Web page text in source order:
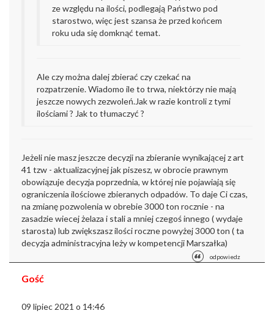
ze względu na ilości, podlegają Państwo pod
starostwo, więc jest szansa że przed końcem
roku uda się domknąć temat.
Ale czy można dalej zbierać czy czekać na
rozpatrzenie. Wiadomo ile to trwa, niektórzy nie mają
jeszcze nowych zezwoleń.Jak w razie kontroli z tymi
ilościami ? Jak to tłumaczyć ?
Jeżeli nie masz jeszcze decyzji na zbieranie wynikającej z art
41 tzw - aktualizacyjnej jak piszesz, w obrocie prawnym
obowiązuje decyzja poprzednia, w której nie pojawiają się
ograniczenia ilościowe zbieranych odpadów. To daje Ci czas,
na zmianę pozwolenia w obrebie 3000 ton rocznie - na
zasadzie wiecej żelaza i stali a mniej czegoś innego ( wydaje
starosta) lub zwiększasz ilości roczne powyżej 3000 ton ( ta
decyzja administracyjna leży w kompetencji Marszałka)
odpowiedz
Gość
09 lipiec 2021 o 14:46